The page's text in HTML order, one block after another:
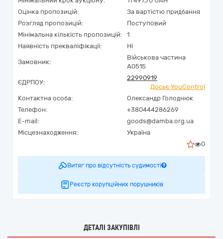
Оцінка пропозицій:
За вартістю придбання
Розгляд пропозицій:
Поступовий
Мінімальна кількість пропозицій:
1
Наявність прекваліфікації:
Ні
Замовник:
Військова частина
А0515
ЄДРПОУ:
22990919
Досьє YouControl
Контактна особа:
Олександр Голоднюк
Телефон:
+380444286269
E-mail:
goods@damba.org.ua
Місцезнаходження:
Україна
0
Витяг про відсутність судимості
Реєстр корупційних порушників
ДЕТАЛІ ЗАКУПІВЛІ